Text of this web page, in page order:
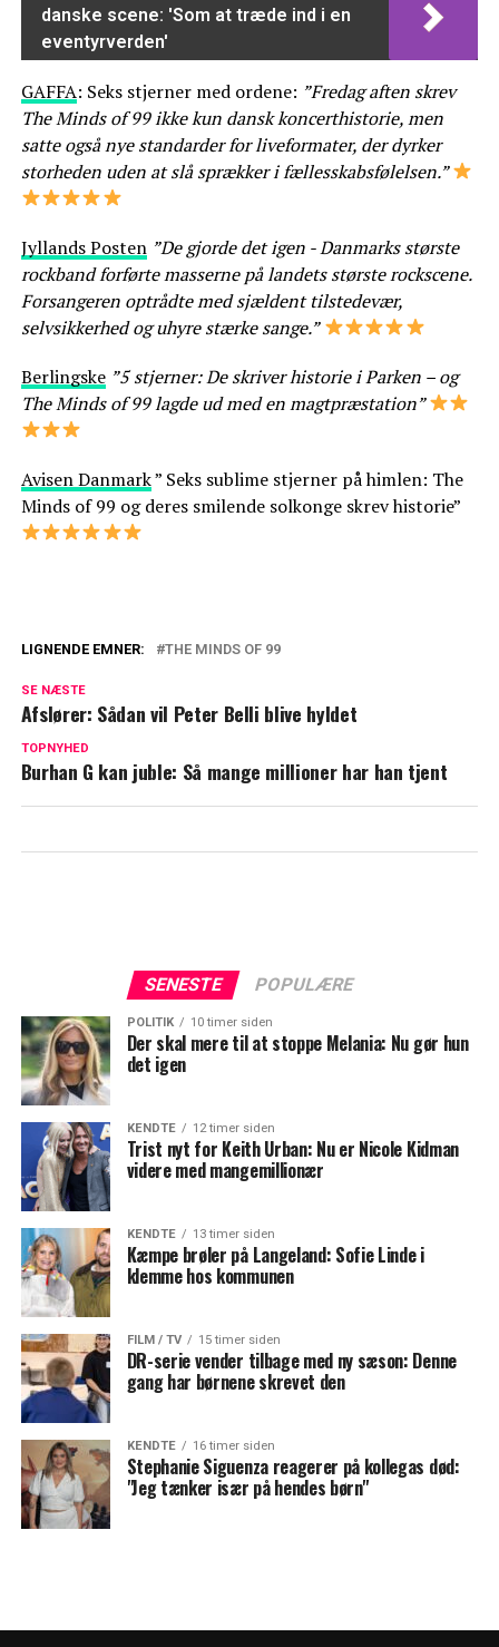
danske scene: 'Som at træde ind i en
eventyrverden'
GAFFA: Seks stjerner med ordene: ”Fredag aften skrev
The Minds of 99 ikke kun dansk koncerthistorie, men
satte også nye standarder for liveformater, der dyrker
storheden uden at slå sprækker i fællesskabsfølelsen.”
Jyllands Posten ”De gjorde det igen - Danmarks største
rockband forførte masserne på landets største rockscene.
Forsangeren optrådte med sjældent tilstedevær,
selvsikkerhed og uhyre stærke sange.”
Berlingske ”5 stjerner: De skriver historie i Parken – og
The Minds of 99 lagde ud med en magtpræstation”
Avisen Danmark” Seks sublime stjerner på himlen: The
Minds of 99 og deres smilende solkonge skrev historie”
kulturhistorie
Paynes død
LIGNENDE EMNER: THE MINDS OF 99
SE NÆSTE
Afslører: Sådan vil Peter Belli blive hyldet
TOPNYHED
Burhan G kan juble: Så mange millioner har han tjent
SENESTE POPULÆRE
POLITIK 10 timer siden
Der skal mere til at stoppe Melania: Nu gør hun
det igen
KENDTE 12 timer siden
Trist nyt for Keith Urban: Nu er Nicole Kidman
videre med mangemillionær
KENDTE 13 timer siden
Kæmpe brøler på Langeland: Sofie Linde i
klemme hos kommunen
FILM / TV 15 timer siden
DR-serie vender tilbage med ny sæson: Denne
gang har børnene skrevet den
KENDTE 16 timer siden
Stephanie Siguenza reagerer på kollegas død:
"Jeg tænker især på hendes børn"